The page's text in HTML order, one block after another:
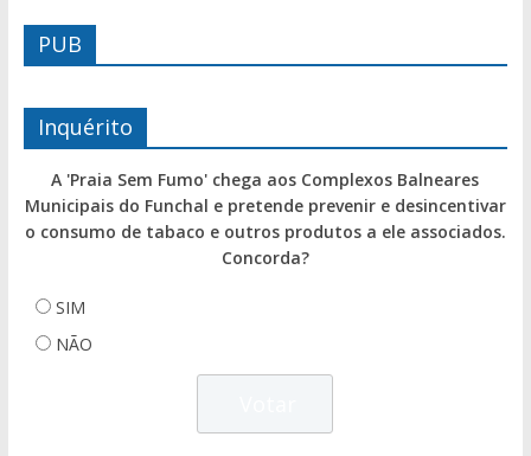
PUB
Inquérito
A 'Praia Sem Fumo' chega aos Complexos Balneares
Municipais do Funchal e pretende prevenir e desincentivar
o consumo de tabaco e outros produtos a ele associados.
Concorda?
SIM
NÃO